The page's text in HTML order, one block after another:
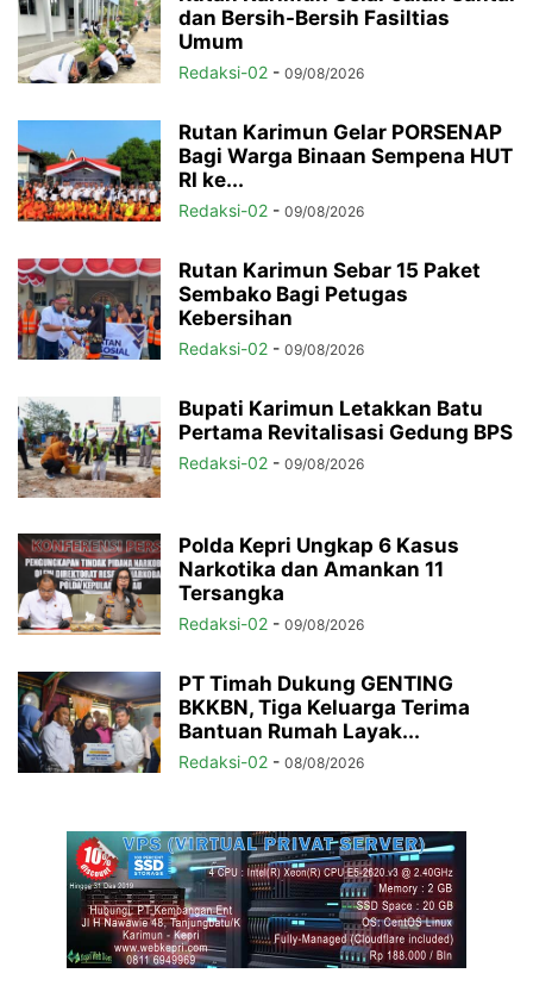
dan Bersih-Bersih Fasiltias
Umum
Redaksi-02 - 09/08/2026
Rutan Karimun Gelar PORSENAP
Bagi Warga Binaan Sempena HUT
RI ke...
Redaksi-02 - 09/08/2026
Rutan Karimun Sebar 15 Paket
Sembako Bagi Petugas
Kebersihan
Redaksi-02 - 09/08/2026
Bupati Karimun Letakkan Batu
Pertama Revitalisasi Gedung BPS
Redaksi-02 - 09/08/2026
Polda Kepri Ungkap 6 Kasus
Narkotika dan Amankan 11
Tersangka
Redaksi-02 - 09/08/2026
PT Timah Dukung GENTING
BKKBN, Tiga Keluarga Terima
Bantuan Rumah Layak...
Redaksi-02 - 08/08/2026